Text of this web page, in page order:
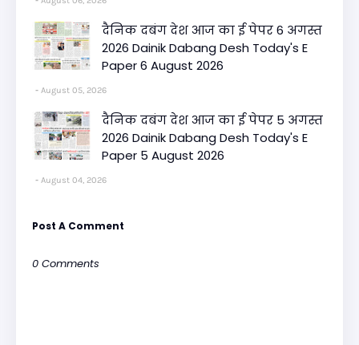
दैनिक दबंग देश आज का ई पेपर 6 अगस्त
2026 Dainik Dabang Desh Today's E
Paper 6 August 2026
August 05, 2026
दैनिक दबंग देश आज का ई पेपर 5 अगस्त
2026 Dainik Dabang Desh Today's E
Paper 5 August 2026
August 04, 2026
Post A Comment
0 Comments